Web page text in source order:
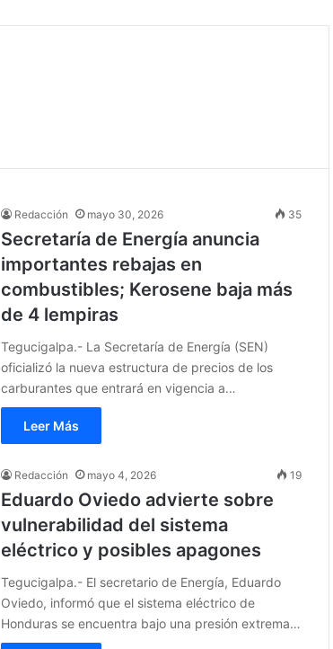
Redacción mayo 30, 2026 35
Secretaría de Energía anuncia
importantes rebajas en
combustibles; Kerosene baja más
de 4 lempiras
Tegucigalpa.- La Secretaría de Energía (SEN)
oficializó la nueva estructura de precios de los
carburantes que entrará en vigencia a…
Leer Más
Redacción mayo 4, 2026 19
Eduardo Oviedo advierte sobre
vulnerabilidad del sistema
eléctrico y posibles apagones
Tegucigalpa.- El secretario de Energía, Eduardo
Oviedo, informó que el sistema eléctrico de
Honduras se encuentra bajo una presión extrema…